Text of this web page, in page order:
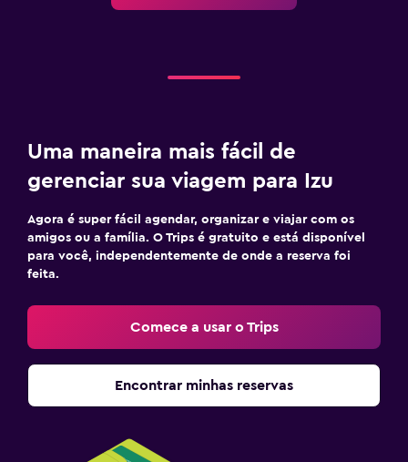
Uma maneira mais fácil de
gerenciar sua viagem para Izu
Agora é super fácil agendar, organizar e viajar com os
amigos ou a família. O Trips é gratuito e está disponível
para você, independentemente de onde a reserva foi
feita.
Comece a usar o Trips
Encontrar minhas reservas